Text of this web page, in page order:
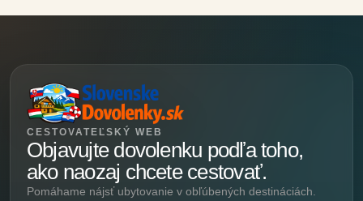
CESTOVATEĽSKÝ WEB
Objavujte dovolenku podľa toho,
ako naozaj chcete cestovať.
Pomáhame nájsť ubytovanie v obľúbených destináciách.